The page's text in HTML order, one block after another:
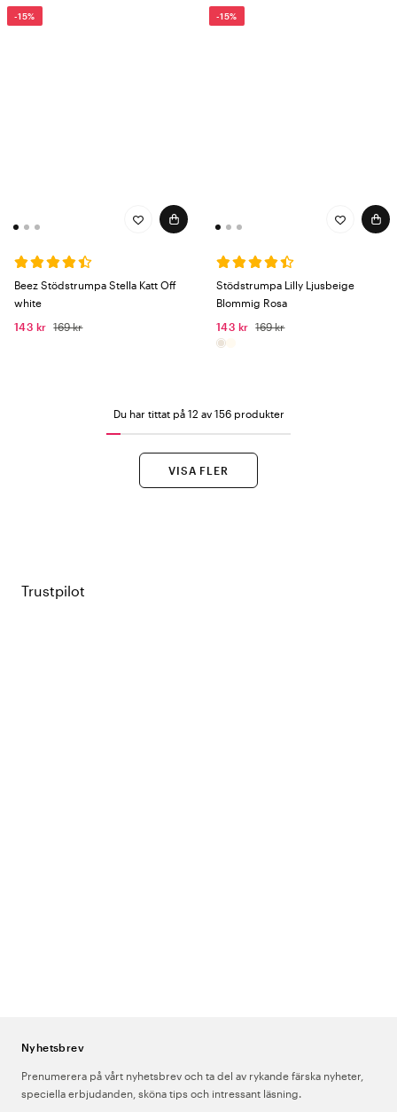
-15%
Beez Stödstrumpa Stella Katt Off
white
143 kr
169 kr
-15%
Stödstrumpa Lilly Ljusbeige
Blommig Rosa
143 kr
169 kr
Du har tittat på 12 av 156 produkter
VISA FLER
Trustpilot
Nyhetsbrev
Prenumerera på vårt nyhetsbrev och ta del av rykande färska nyheter,
speciella erbjudanden, sköna tips och intressant läsning.